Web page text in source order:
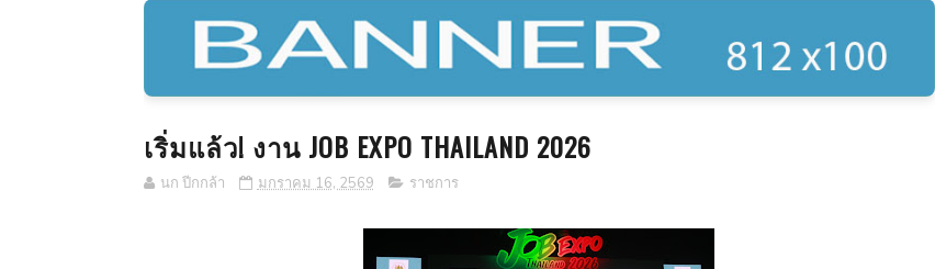
เริ่มแล้ว! งาน JOB EXPO THAILAND 2026
นก ปีกกล้า มกราคม 16, 2569 ราชการ